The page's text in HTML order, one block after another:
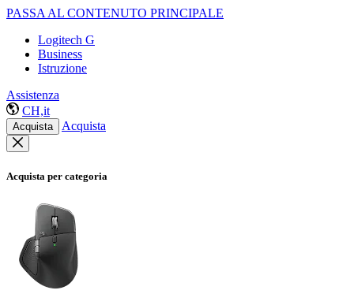
PASSA AL CONTENUTO PRINCIPALE
Logitech G
Business
Istruzione
Assistenza
CH,it
Acquista Acquista
Acquista per categoria